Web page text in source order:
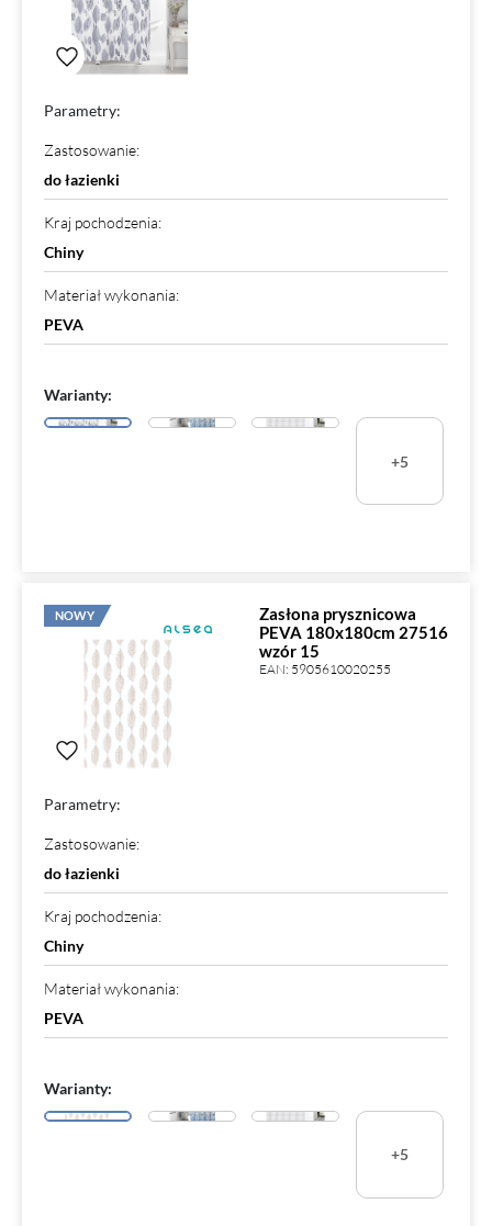
Parametry:
Zastosowanie:
do łazienki
Kraj pochodzenia:
Chiny
Materiał wykonania:
PEVA
Warianty:
+5
NOWY
Zasłona prysznicowa
PEVA 180x180cm 27516
wzór 15
EAN: 5905610020255
Parametry:
Zastosowanie:
do łazienki
Kraj pochodzenia:
Chiny
Materiał wykonania:
PEVA
Warianty:
+5